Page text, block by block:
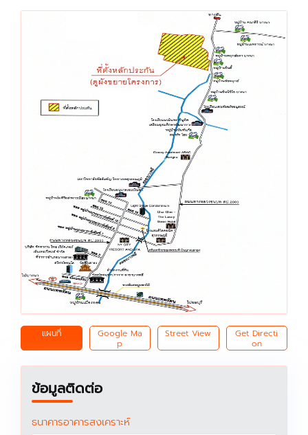
แผนที่
Google Ma
p
Street View
Get Directi
on
ข้อมูลติดต่อ
ธนาคารอาคารสงเคราะห์